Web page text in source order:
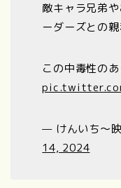
敵キャラ兄弟
ーダーズとの
この中毒性の
— けんいち〜
14, 2024